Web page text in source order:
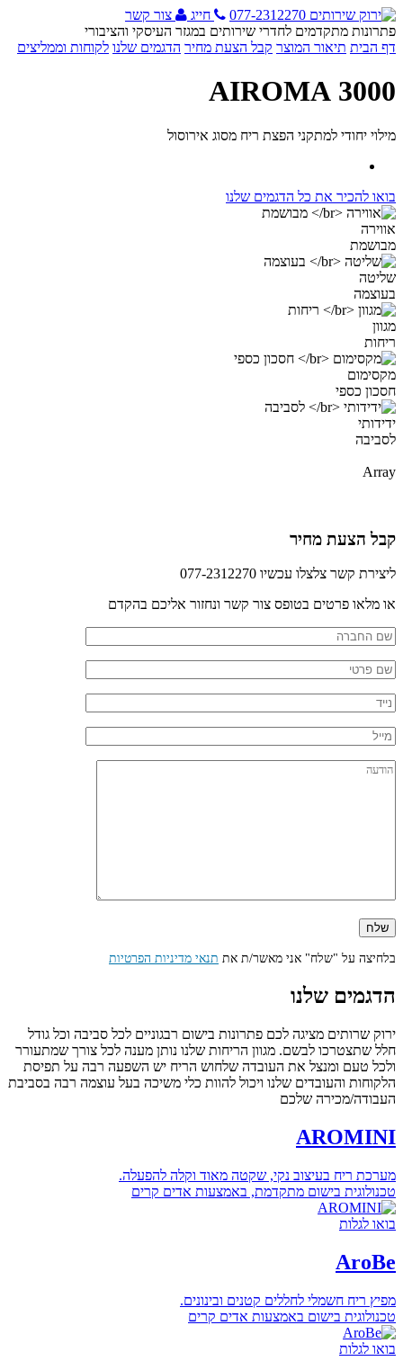
077-2312270 חייג
צור קשר
פתרונות מתקדמים לחדרי שירותים במגזר העיסקי והציבורי
דף הבית תיאור המוצר קבל הצעת מחיר הדגמים שלנו לקוחות וממליצים
3000 AIROMA
מילוי יחודי למתקני הפצת ריח מסוג אירוסול
בואו להכיר את כל הדגמים שלנו
אווירה
מבושמת
שליטה
בעוצמה
מגוון
ריחות
מקסימום
חסכון כספי
ידידותי
לסביבה
Array
קבל הצעת מחיר
ליצירת קשר צלצלו עכשיו 077-2312270
או מלאו פרטים בטופס צור קשר ונחזור אליכם בהקדם
בלחיצה על "שלח" אני מאשר/ת את תנאי מדיניות הפרטיות
הדגמים שלנו
ירוק שרותים מציגה לכם פתרונות בישום רבגוניים לכל סביבה וכל גודל
חלל שתצטרכו לבשם. מגוון הריחות שלנו נותן מענה לכל צורך שמתעורר
ולכל טעם ומנצל את העובדה שלחוש הריח יש השפעה רבה על תפיסת
הלקוחות והעובדים שלנו ויכול להוות כלי משיכה בעל עוצמה רבה בסביבת
העבודה/מכירה שלכם
AROMINI
מערכת ריח בעיצוב נקי, שקטה מאוד וקלה להפעלה.
טכנולוגית בישום מתקדמת, באמצעות אדים קרים
בואו לגלות
AroBe
מפיץ ריח חשמלי לחללים קטנים ובינונים.
טכנולוגית בישום באמצעות אדים קרים
בואו לגלות